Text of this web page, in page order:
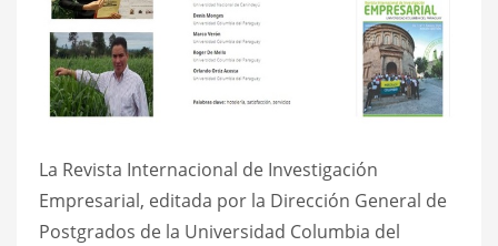
La Revista Internacional de Investigación
Empresarial, editada por la Dirección General de
Postgrados de la Universidad Columbia del